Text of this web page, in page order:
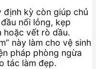
định kỳ còn giúp chủ
nối lỏng, kẹp
hoặc vết rò dầu.
này làm cho vệ sinh
pháp phòng ngừa
tác làm đẹp.